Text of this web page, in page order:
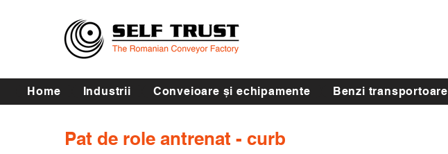
Home Industrii Conveioare și echipamente Benzi transportoare
Pat de role antrenat - curb